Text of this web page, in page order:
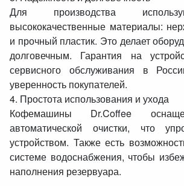
Для производства
высококачественные материалы:
и прочный пластик. Это делает
долговечным. Гарантия на
сервисного обслуживания в
уверенность покупателей.
4. Простота использования и ухода
Кофемашины Dr.Coffee
автоматической очистки, что
устройством. Также есть
системе водоснабжения, чтобы
наполнения резервуара.